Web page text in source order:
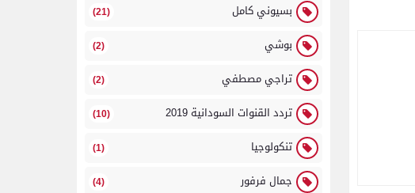
بسيوني كامل (21)
بوشي (2)
تراجي مصطفي (2)
تردد القنوات السودانية 2019 (10)
تنكولوجيا (1)
جمال فرفور (4)